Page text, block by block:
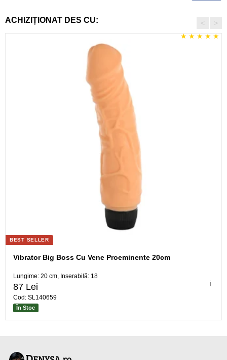
ACHIZIȚIONAT DES CU:
BEST SELLER
ℹ️
Vibrator Big Boss Cu Vene Proeminente 20cm
Lungime: 20 cm, Inserabilă: 18
87 Lei
Cod: SL140659
În Stoc
< >